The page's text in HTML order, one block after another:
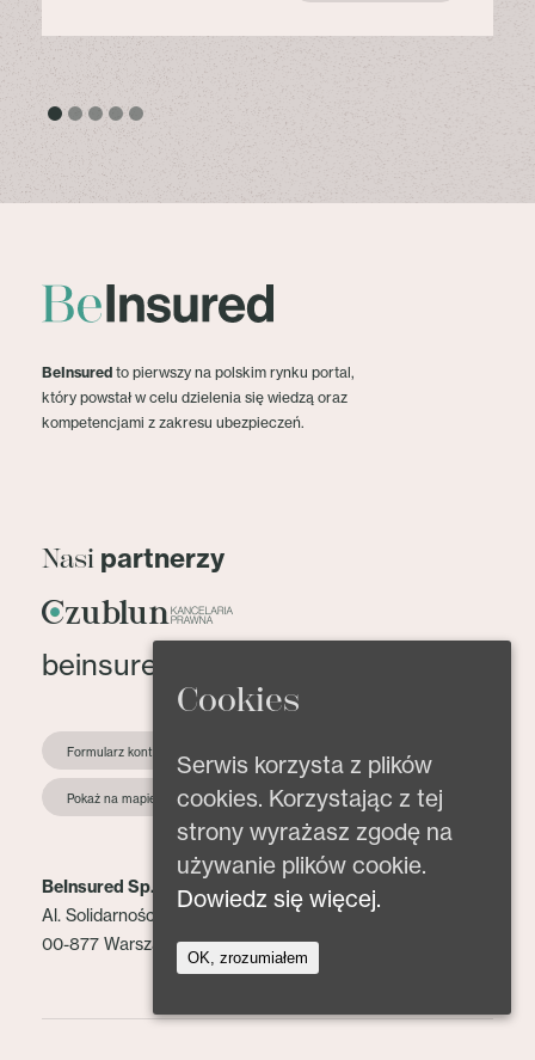
BeInsured to pierwszy na polskim rynku portal,
który powstał w celu dzielenia się wiedzą oraz
kompetencjami z zakresu ubezpieczeń.
Nasi partnerzy
beinsured@beinsured.pl
Formularz kontaktowy
Pokaż na mapie
BeInsured Sp. z o.o.
Al. Solidarności 153 lok. 2
00-877 Warszawa
Cookies
Serwis korzysta z plików
cookies. Korzystając z tej
strony wyrażasz zgodę na
używanie plików cookie.
Dowiedz się więcej.
OK, zrozumiałem